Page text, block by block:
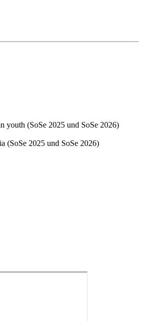
youth (SoSe 2025 und SoSe 2026)
(SoSe 2025 und SoSe 2026)